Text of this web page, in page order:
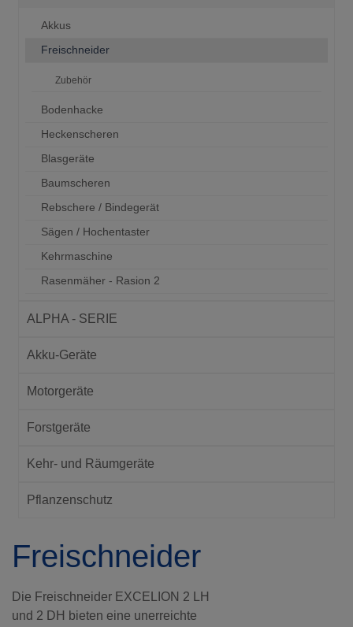
Akkus
Freischneider
Zubehör
Bodenhacke
Heckenscheren
Blasgeräte
Baumscheren
Rebschere / Bindegerät
Sägen / Hochentaster
Kehrmaschine
Rasenmäher - Rasion 2
ALPHA - SERIE
Akku-Geräte
Motorgeräte
Forstgeräte
Kehr- und Räumgeräte
Pflanzenschutz
Freischneider
Die Freischneider EXCELION 2 LH
und 2 DH bieten eine unerreichte